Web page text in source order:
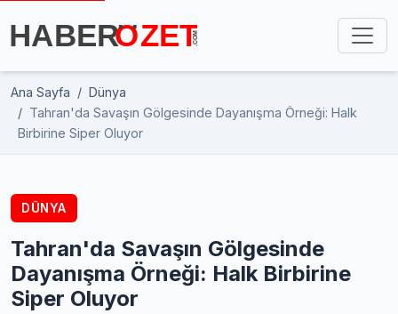
Ana Sayfa
Dünya
Tahran'da Savaşın Gölgesinde Dayanışma Örneği: Halk
Birbirine Siper Oluyor
DÜNYA
Tahran'da Savaşın Gölgesinde
Dayanışma Örneği: Halk Birbirine
Siper Oluyor